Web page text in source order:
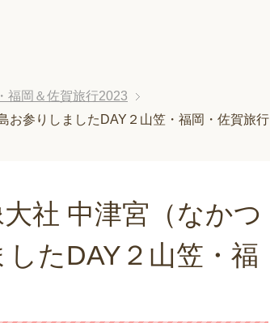
福岡＆佐賀旅行2023
お参りしましたDAY２山笠・福岡・佐賀旅行
社 中津宮（なかつ
たDAY２山笠・福